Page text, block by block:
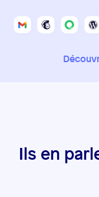
Ils en